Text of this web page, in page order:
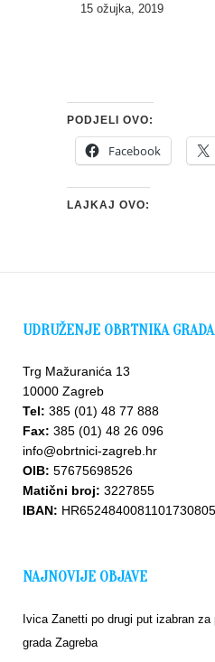
15 ožujka, 2019
PODJELI OVO:
Facebook
LAJKAJ OVO:
UDRUŽENJE OBRTNIKA
Trg Mažuranića 13
10000 Zagreb
Tel: 385 (01) 48 77 888
Fax: 385 (01) 48 26 096
info@obrtnici-zagreb.hr
OIB: 57675698526
Matični broj: 3227855
IBAN: HR6524840081101730805
NAJNOVIJE OBJAVE
Ivica Zanetti po drugi put izabran
grada Zagreba